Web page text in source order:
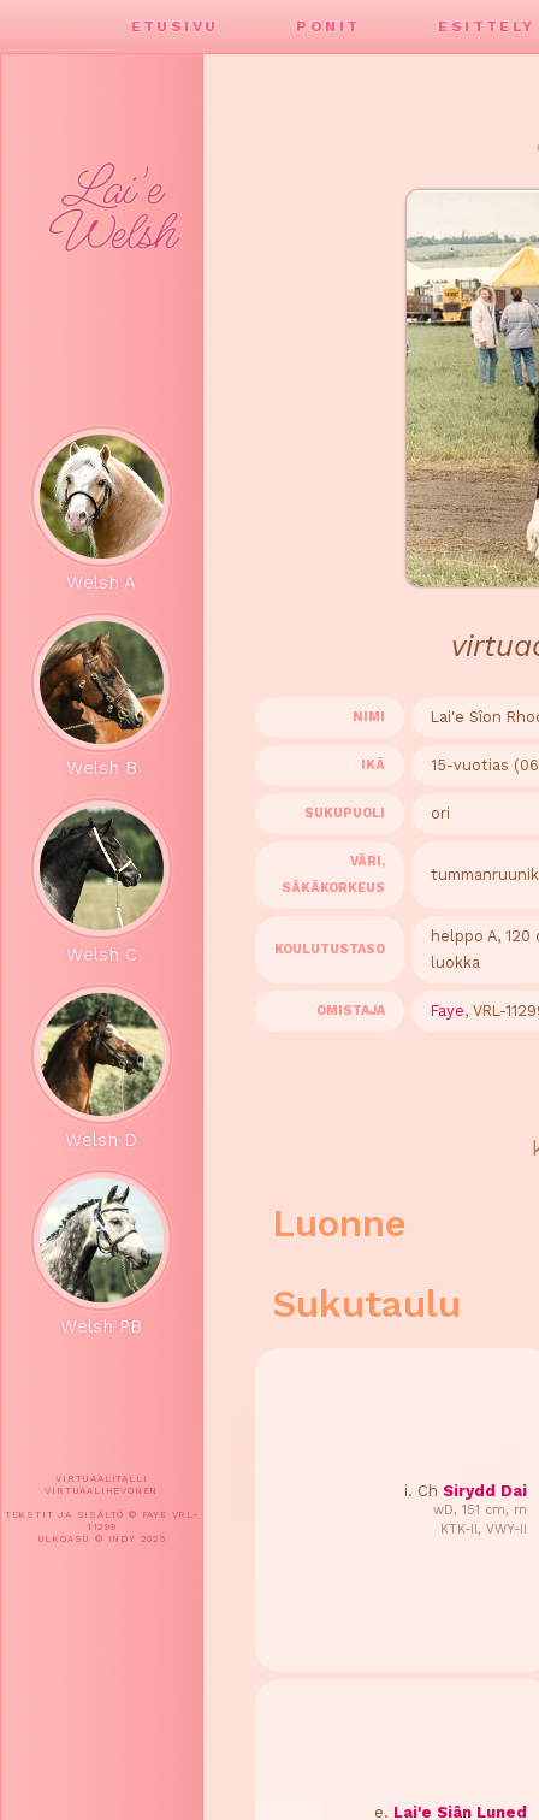
ETUSIVU PONIT ESITTELY
Lai'e
Welsh
Welsh A
Welsh B
Welsh C
Welsh D
Welsh PB
VIRTUAALITALLI
VIRTUAALIHEVONEN
TEKSTIT JA SISÄLTÖ © FAYE VRL-
11299
ULKOASU © INDY 2025
NIMI Lai'e Sîon
IKÄ 15-vuotias
SUKUPUOLI ori
VÄRI,
SÄKÄKORKEUS
KOULUTUSTASO
helppo A, 120
luokka
OMISTAJA Faye, VRL-
Luonne
Sukutaulu
i. Ch Sirydd Dai
wD, 151 cm, rn
KTK-II, VWY-II
e. Lai'e Siân Luned